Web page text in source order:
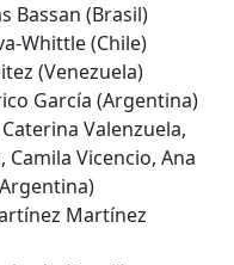
Bassan (Brasil)
Whittle (Chile)
(Venezuela)
García (Argentina)
Valenzuela,
Camila Vicencio, Ana
Martínez